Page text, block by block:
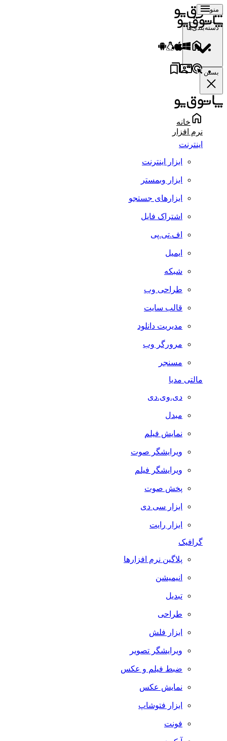
منو
دسته‌بندی‌ها
بستن
خانه
نرم افزار
اینترنت
ابزار اینترنت
ابزار وبمستر
ابزارهای جستجو
اشتراک فایل
اف.تی.پی
ایمیل
شبکه
طراحی وب
قالب سایت
مدیریت دانلود
مرورگر وب
مسنجر
مالتی مدیا
دی.وی.دی
مبدل
نمایش فیلم
ویرایشگر صوت
ویرایشگر فیلم
پخش صوت
ابزار سی دی
ابزار رایت
گرافیک
پلاگین نرم افزارها
انیمیشن
تبدیل
طراحی
ابزار فلش
ویرایشگر تصویر
ضبط فيلم و عكس
نمایش عکس
ابزار فتوشاپ
فونت